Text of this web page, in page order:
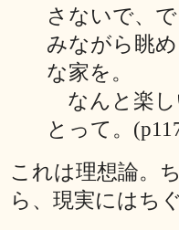
さないで、
みながら眺
な家を。
なんと楽し
とって。
これは理想論。
ら、現実にはち